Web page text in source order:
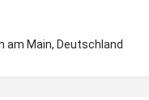
am Main, Deutschland